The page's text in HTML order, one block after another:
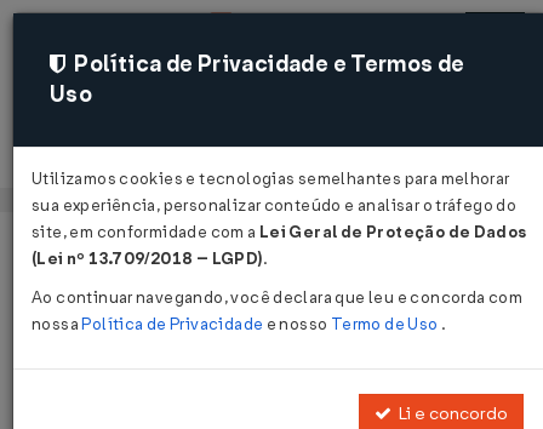
Acessar
Página Inicial Legislações
Decreto Nº 62740 DE 31/07/2017
Política de Privacidade e Termos de
Uso
Utilizamos cookies e tecnologias semelhantes para melhorar
sua experiência, personalizar conteúdo e analisar o tráfego do
site, em conformidade com a Lei Geral de Proteção de Dados
(Lei nº 13.709/2018 – LGPD).
Ao continuar navegando, você declara que leu e concorda com
nossaPolítica de Privacidade e nosso Termo de Uso .
Li e concordo